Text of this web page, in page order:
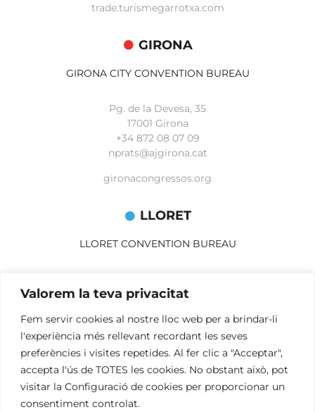
Valorem la teva privacitat
Fem servir cookies al nostre lloc web per a brindar-li
l'experiència més rellevant recordant les seves
preferències i visites repetides. Al fer clic a "Acceptar",
accepta l'ús de TOTES les cookies. No obstant això, pot
visitar la Configuració de cookies per proporcionar un
consentiment controlat.
trade.turismegarrotxa.com
GIRONA
GIRONA CITY CONVENTION BUREAU
Pg. de la Devesa, 35
17001 Girona
+34 872 08 07 09
nprats@ajgirona.cat
gironacongressos.org
LLORET
LLORET CONVENTION BUREAU
17310 Lloret de Mar
mbelisario@lloret.cat
lloretcb.org
Avís legal
Política de privacitat